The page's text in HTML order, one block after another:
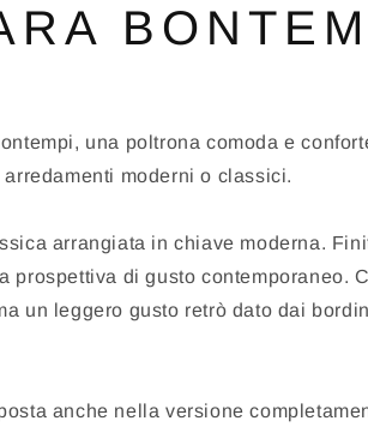
una poltrona comoda e
moderni o classici.
arrangiata in chiave moderna.
prospettiva di gusto contemporaneo.
un leggero gusto retrò dato dai
anche nella versione